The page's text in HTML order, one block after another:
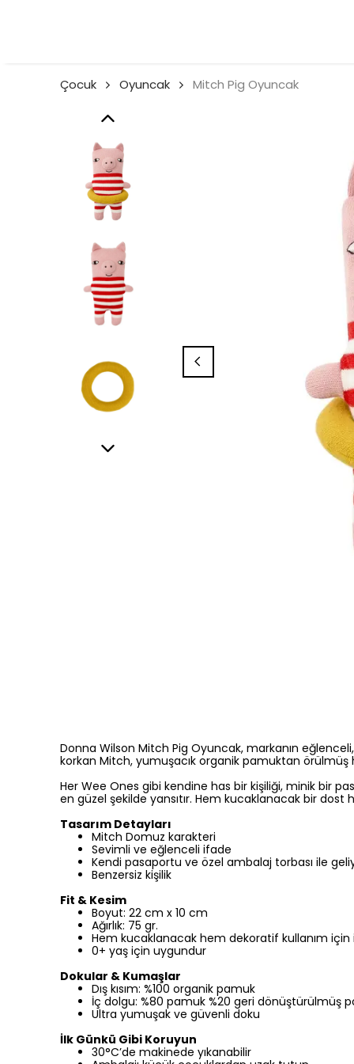
Çocuk Oyuncak Mitch Pig Oyuncak
Donna Wilson Mitch Pig Oyuncak, markanın
korkan Mitch, yumuşacık organik pamuktan
Her Wee Ones gibi kendine has bir kişiliği, minik bir
en güzel şekilde yansıtır. Hem kucaklanacak bir
Tasarım Detayları
Mitch Domuz karakteri
Sevimli ve eğlenceli ifade
Kendi pasaportu ve özel ambalaj torbası ile
Benzersiz kişilik
Fit & Kesim
Boyut: 22 cm x 10 cm
Ağırlık: 75 gr.
Hem kucaklanacak hem dekoratif kullanım
0+ yaş için uygundur
Dokular & Kumaşlar
Dış kısım: %100 organik pamuk
İç dolgu: %80 pamuk %20 geri dönüştürülmüş
Ultra yumuşak ve güvenli doku
İlk Günkü Gibi Koruyun
30°C’de makinede yıkanabilir